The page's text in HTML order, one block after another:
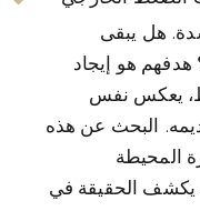
هل يبقى
هدفهم هو إيجاد
يعكس نفس
البحث عن هذه
المحيطة
يكشف الحقيقة في